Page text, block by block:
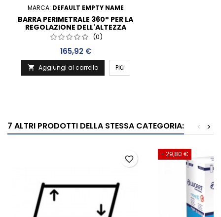
MARCA: DEFAULT EMPTY NAME
BARRA PERIMETRALE 360° PER LA
REGOLAZIONE DELL'ALTEZZA
(0)
Prezzo
165,92 €
 Aggiungi al carrello Più
7 ALTRI PRODOTTI DELLA STESSA CATEGORIA: >
<
favorite_border
- 29,80 €